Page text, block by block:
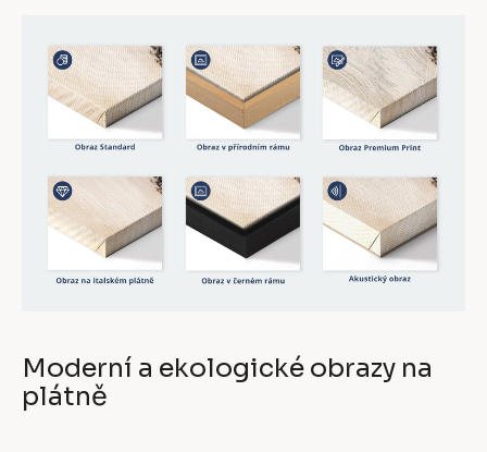
Moderní a ekologické obrazy na
plátně